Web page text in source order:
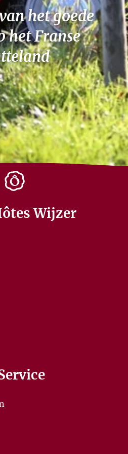
het goede
het Franse
Wijzer